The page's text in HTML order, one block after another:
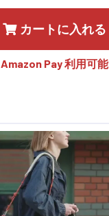
SEKIDO
カートに入れる
Amazon Pay 利用可能